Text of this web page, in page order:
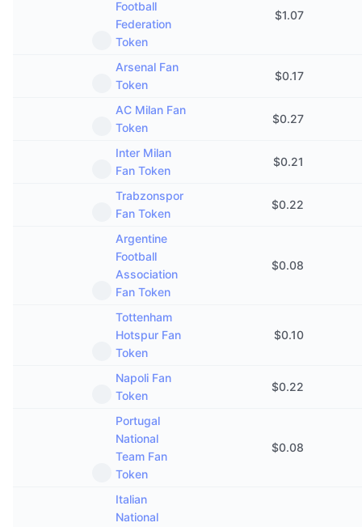
Likvidationer
Finansieringsräntor
Diamantbelöningar
Lär dig och tjäna
ICO-kalender
Händelsekalender
Football
Federation
Token
$1.07
Arsenal Fan
Token
$0.17
AC Milan Fan
Token
$0.27
Inter Milan
Fan Token
$0.21
Trabzonspor
Fan Token
$0.22
Argentine
Football
Association
Fan Token
$0.08
Tottenham
Hotspur Fan
Token
$0.10
Napoli Fan
Token
$0.22
Portugal
National
Team Fan
Token
$0.08
Italian
National